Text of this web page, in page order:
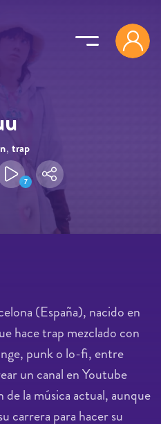
, trap
7
(España), nacido en
hace trap mezclado con
punk o lo-fi, entre
un canal en Youtube
la música actual, aunque
carrera para hacer su